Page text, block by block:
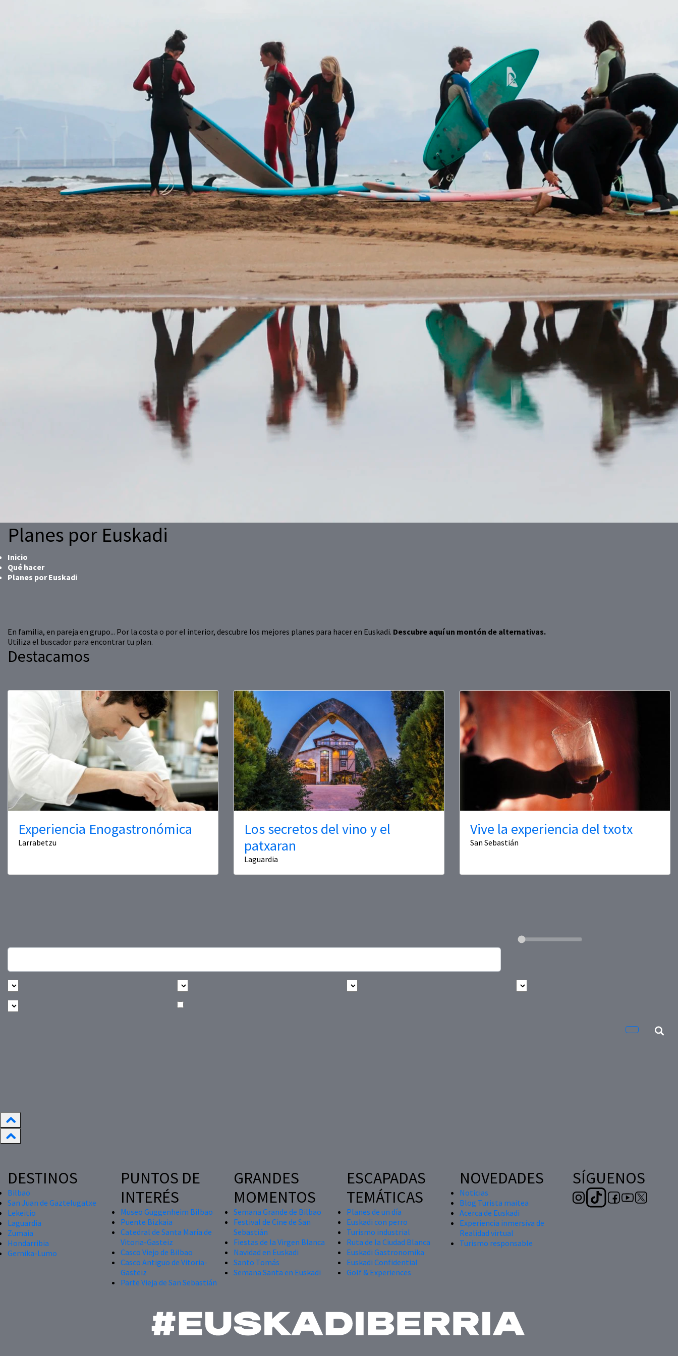
Planes por Euskadi
Inicio
Qué hacer
Planes por Euskadi
En familia, en pareja en grupo... Por la costa o por el interior, descubre los mejores planes para hacer en Euskadi. Descubre aquí un montón de alternativas.
Utiliza el buscador para encontrar tu plan.
Destacamos
Experiencia Enogastronómica
Larrabetzu
Los secretos del vino y el
patxaran
Laguardia
Vive la experiencia del txotx
San Sebastián
DESTINOS
Bilbao
San Juan de Gaztelugatxe
Lekeitio
Laguardia
Zumaia
Hondarribia
Gernika-Lumo
PUNTOS DE
INTERÉS
Museo Guggenheim Bilbao
Puente Bizkaia
Catedral de Santa María de
Vitoria-Gasteiz
Casco Viejo de Bilbao
Casco Antiguo de Vitoria-
Gasteiz
Parte Vieja de San Sebastián
GRANDES
MOMENTOS
Semana Grande de Bilbao
Festival de Cine de San
Sebastián
Fiestas de la Virgen Blanca
Navidad en Euskadi
Santo Tomás
Semana Santa en Euskadi
ESCAPADAS
TEMÁTICAS
Planes de un día
Euskadi con perro
Turismo industrial
Ruta de la Ciudad Blanca
Euskadi Gastronomika
Euskadi Confidential
Golf & Experiences
NOVEDADES
Noticias
Blog Turista maitea
Acerca de Euskadi
Experiencia inmersiva de
Realidad virtual
Turismo responsable
SÍGUENOS